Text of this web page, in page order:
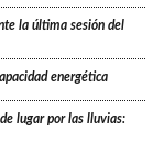
la última sesión del
energética
lugar por las lluvias: